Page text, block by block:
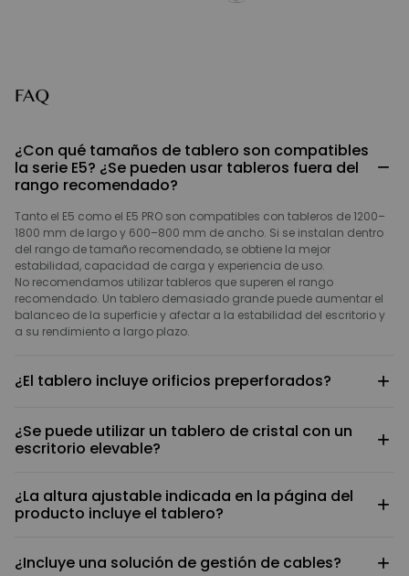
FAQ
¿Con qué tamaños de tablero son compatibles
la serie E5? ¿Se pueden usar tableros fuera del
rango recomendado?
−
Tanto el E5 como el E5 PRO son compatibles con tableros de 1200–
1800 mm de largo y 600–800 mm de ancho. Si se instalan dentro
del rango de tamaño recomendado, se obtiene la mejor
estabilidad, capacidad de carga y experiencia de uso.
No recomendamos utilizar tableros que superen el rango
recomendado. Un tablero demasiado grande puede aumentar el
balanceo de la superficie y afectar a la estabilidad del escritorio y
a su rendimiento a largo plazo.
¿El tablero incluye orificios preperforados? +
placa de soporte. Dado que la viga transversal del escritorio
permite ajustar la longitud para adaptarse a tableros de diferentes
posición real.
¿Se puede utilizar un tablero de cristal con un
escritorio elevable?
+
tornillos, y el cristal no es adecuado para los métodos de fijación
convencionales con tornillos. Además, tiene mayores requisitos de
¿La altura ajustable indicada en la página del
producto incluye el tablero?
+
producto corresponden únicamente al rango de elevación de la
¿Incluye una solución de gestión de cables? +